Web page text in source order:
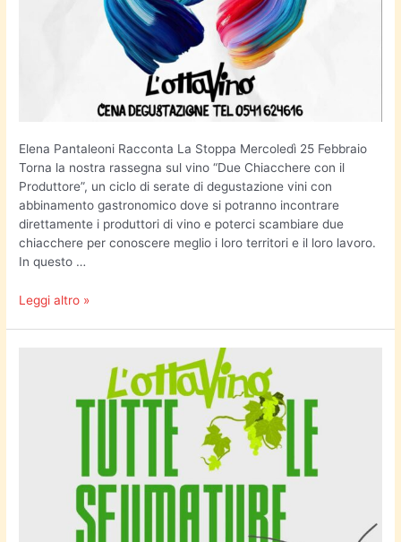
Elena Pantaleoni Racconta La Stoppa Mercoledì 25 Febbraio
Torna la nostra rassegna sul vino “Due Chiacchere con il
Produttore”, un ciclo di serate di degustazione vini con
abbinamento gastronomico dove si potranno incontrare
direttamente i produttori di vino e poterci scambiare due
chiacchere per conoscere meglio i loro territori e il loro lavoro.
In questo …
Leggi altro »